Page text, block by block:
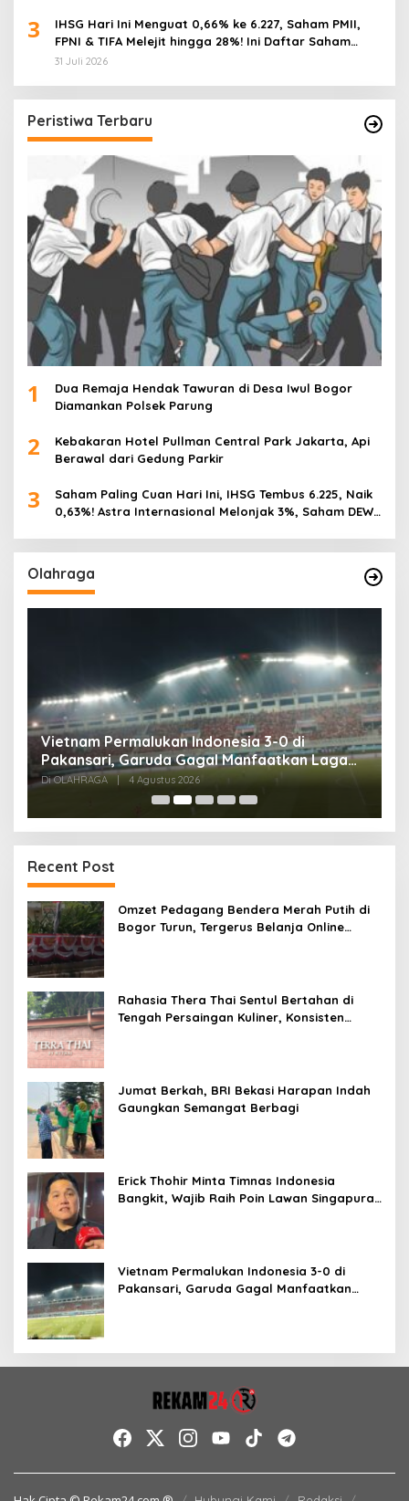
3
IHSG Hari Ini Menguat 0,66% ke 6.227, Saham PMII,
FPNI & TIFA Melejit hingga 28%! Ini Daftar Saham
Paling Cuan & Volume Tertinggi 31 Juli 2026
31 Juli 2026
Peristiwa Terbaru
1
Dua Remaja Hendak Tawuran di Desa Iwul Bogor
Diamankan Polsek Parung
2
Kebakaran Hotel Pullman Central Park Jakarta, Api
Berawal dari Gedung Parkir
3
Saham Paling Cuan Hari Ini, IHSG Tembus 6.225, Naik
0,63%! Astra Internasional Melonjak 3%, Saham DEWA
Olahraga
Vietnam Permalukan Indonesia 3-0 di
Pakansari, Garuda Gagal Manfaatkan Laga
Kandang
Di OLAHRAGA | 4 Agustus 2026
Recent Post
Omzet Pedagang Bendera Merah Putih di
Bogor Turun, Tergerus Belanja Online
Rahasia Thera Thai Sentul Bertahan di
Tengah Persaingan Kuliner, Konsisten
Jumat Berkah, BRI Bekasi Harapan Indah
Gaungkan Semangat Berbagi
Erick Thohir Minta Timnas Indonesia
Bangkit, Wajib Raih Poin Lawan Singapura
Vietnam Permalukan Indonesia 3-0 di
Pakansari, Garuda Gagal Manfaatkan